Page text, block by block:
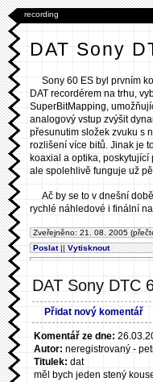
recording
DAT Sony
Sony 60 ES byl prvním
DAT recordérem na trhu,
SuperBitMapping,
analogový vstup zvýšit
přesunutim složek zvuku s
rozlišení více bitů. Jinak je
koaxial a optika,
ale spolehlivě funguje už
Ač by se to v dnešní
rychlé náhledové i finální
Zveřejněno: 21. 08. 2005
Poslat||Vytisknout
DAT Sony DTC
Přidat nový komentář
Komentář ze dne:
Autor: neregistrovaný -
Titulek: dat
měl bych jeden stený